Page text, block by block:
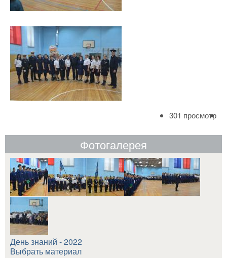
301 просмотр
Фотогалерея
День знаний - 2022
Выбрать материал